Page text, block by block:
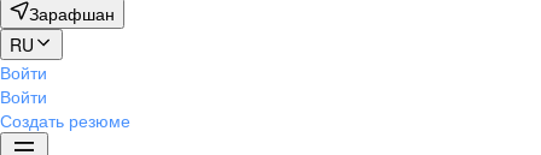
Зарафшан
RU
Войти
Войти
Создать резюме